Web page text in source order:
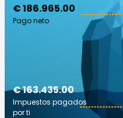
€ 186.965.00
Pago neto
€ 163.435.00
Impuestos pagados
por ti